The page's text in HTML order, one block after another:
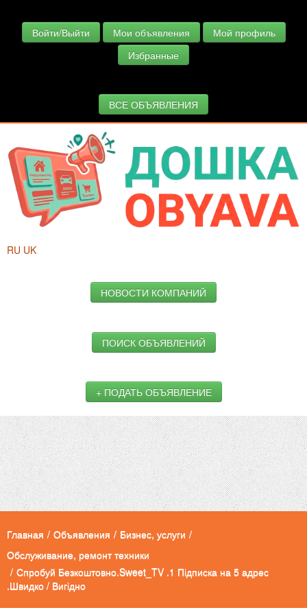
Войти/Выйти Мои объявления
Мой профиль
Избранные
ВСЕ ОБЪЯВЛЕНИЯ
RU UK
НОВОСТИ КОМПАНИЙ
ПОИСК ОБЪЯВЛЕНИЙ
+ ПОДАТЬ ОБЪЯВЛЕНИЕ
Главная / Объявления / Бизнес, услуги /
Обслуживание, ремонт техники
/ Спробуй Безкоштовно.Sweet_TV .1 Підписка на 5 адрес
.Швидко / Вигідно